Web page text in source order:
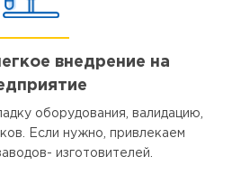
внедрение на
оборудования, валидацию,
Если нужно, привлекаем
изготовителей.